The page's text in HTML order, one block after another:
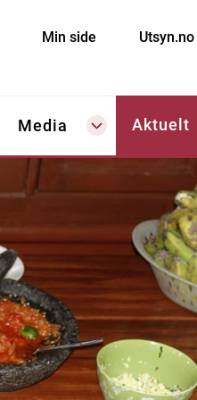
Min side Utsyn.no
Media Aktuelt